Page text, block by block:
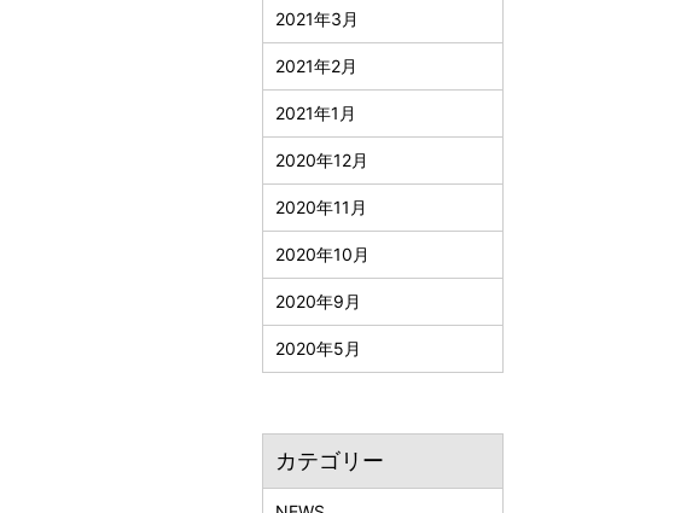
2021年3月
2021年2月
2021年1月
2020年12月
2020年11月
2020年10月
2020年9月
2020年5月
カテゴリー